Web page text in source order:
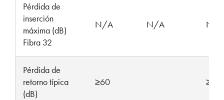
Pérdida de
inserción
máxima (dB)
Fibra 32
N/A N/A N/A
Pérdida de
retorno típica
(dB)
≥60 ≥25